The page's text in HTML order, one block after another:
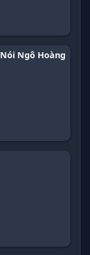
Ngô Hoàng